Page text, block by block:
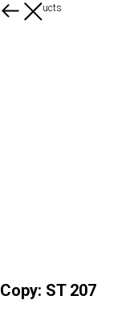
More products
Copy: ST 207